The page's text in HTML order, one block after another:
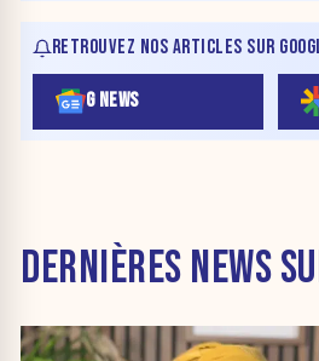
RETROUVEZ NOS ARTICLES SUR
G NEWS
DERNIÈRES NEWS